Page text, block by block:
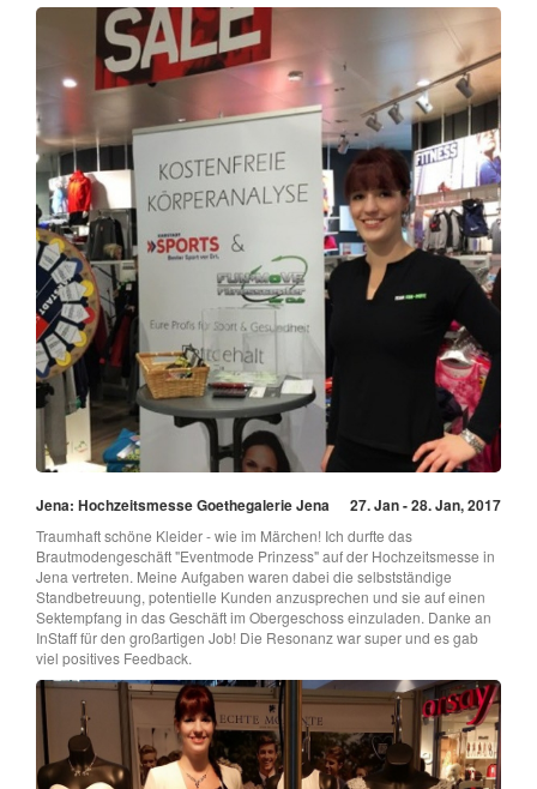
Jena: Hochzeitsmesse Goethegalerie Jena 27. Jan - 28. Jan, 2017
Traumhaft schöne Kleider - wie im Märchen! Ich durfte das
Brautmodengeschäft "Eventmode Prinzess" auf der Hochzeitsmesse in
Jena vertreten. Meine Aufgaben waren dabei die selbstständige
Standbetreuung, potentielle Kunden anzusprechen und sie auf einen
Sektempfang in das Geschäft im Obergeschoss einzuladen. Danke an
InStaff für den großartigen Job! Die Resonanz war super und es gab
viel positives Feedback.